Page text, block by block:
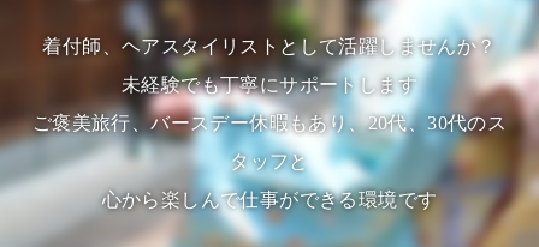
着付師、ヘアスタイリストとして活躍しませんか？
未経験でも丁寧にサポートします
ご褒美旅行、バースデー休暇もあり、20代、30代のス
タッフと
心から楽しんで仕事ができる環境です